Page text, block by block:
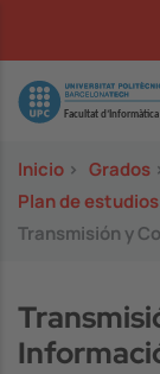
Image
Inicio > Grados
Plan de estudios
Transmisión y